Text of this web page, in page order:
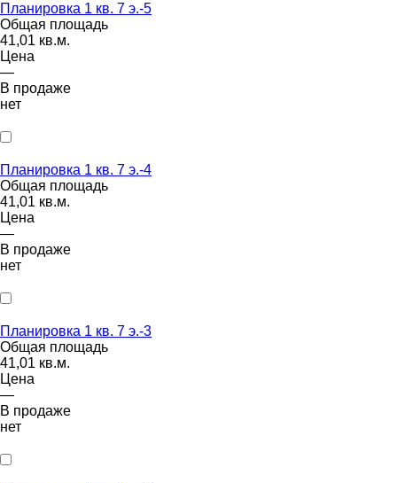
Планировка 1 кв. 7 э.-5
Общая площадь
41,01 кв.м.
Цена
—
В продаже
нет
Планировка 1 кв. 7 э.-4
Общая площадь
41,01 кв.м.
Цена
—
В продаже
нет
Планировка 1 кв. 7 э.-3
Общая площадь
41,01 кв.м.
Цена
—
В продаже
нет